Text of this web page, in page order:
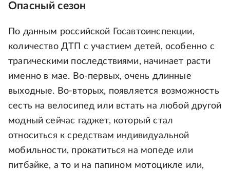
Опасный сезон
По данным российской Госавтоинспекции,
количество ДТП с участием детей, особенно с
трагическими последствиями, начинает расти
именно в мае. Во-первых, очень длинные
выходные. Во-вторых, появляется возможность
сесть на велосипед или встать на любой другой
модный сейчас гаджет, который стал
относиться к средствам индивидуальной
мобильности, прокатиться на мопеде или
питбайке, а то и на папином мотоцикле или,